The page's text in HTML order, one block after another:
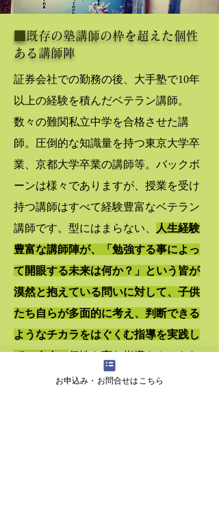
■既存の塾講師の枠を超えた個性
ある講師陣
証券会社での勤務の後、大手塾で10年
以上の経験を積んだベテラン講師。
数々の難関私立中学を合格させた講
師。圧倒的な知識量を持つ東京大学卒
業、京都大学卒業の講師等。バックボ
ーンは様々でありますが、授業を受け
持つ講師はすべて経験豊富なベテラン
講師です。型にはまらない、
人生経験
豊富な講師陣が、「勉強する事によっ
て開眼する未来は何か？」という皆が
漠然と抱えている問いに対して、子供
たち自らが多面的に考え、判断できる
ようなチカラをはぐくむ指導を実践し
ています。個性を育む指導をさせられ
るスタッフ揃いです。
お申込み・お問合せはこちら